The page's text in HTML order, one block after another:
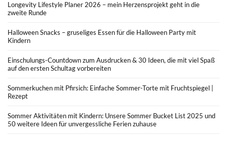
Longevity Lifestyle Planer 2026 – mein Herzensprojekt geht in die
zweite Runde
Halloween Snacks – gruseliges Essen für die Halloween Party mit
Kindern
Einschulungs-Countdown zum Ausdrucken & 30 Ideen, die mit viel Spaß
auf den ersten Schultag vorbereiten
Sommerkuchen mit Pfirsich: Einfache Sommer-Torte mit Fruchtspiegel |
Rezept
Sommer Aktivitäten mit Kindern: Unsere Sommer Bucket List 2025 und
50 weitere Ideen für unvergessliche Ferien zuhause